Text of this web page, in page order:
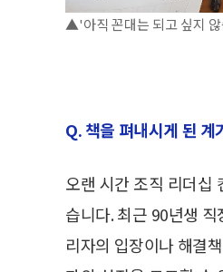
▲'아직 꼰대는 되고 싶지
Q. 책을 펴내시게 된 계
오랜 시간 조직 리더십
습니다. 최근 90년생
리자의 입장이나 해결